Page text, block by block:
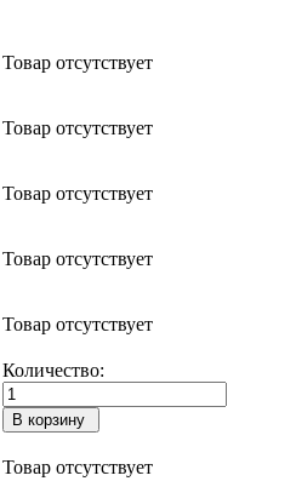
Товар отсутствует
Товар отсутствует
Товар отсутствует
Товар отсутствует
Товар отсутствует
Количество:
Товар отсутствует